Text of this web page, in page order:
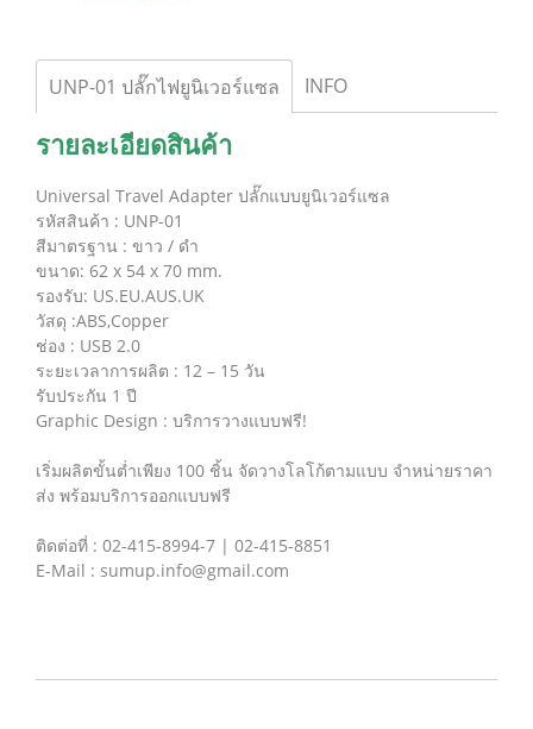
UNP-01 ปลั๊กไฟยูนิเวอร์แซล INFO
รายละเอียดสินค้า
Universal Travel Adapter ปลั๊กแบบยูนิเวอร์แซล
รหัสสินค้า : UNP-01
สีมาตรฐาน : ขาว / ดำ
ขนาด: 62 x 54 x 70 mm.
รองรับ: US.EU.AUS.UK
วัสดุ :ABS,Copper
ช่อง : USB 2.0
ระยะเวลาการผลิต : 12 – 15 วัน
รับประกัน 1 ปี
Graphic Design : บริการวางแบบฟรี!
เริ่มผลิตขั้นต่ำเพียง 100 ชิ้น จัดวางโลโก้ตามแบบ จำหน่ายราคา
ส่ง พร้อมบริการออกแบบฟรี
ติดต่อที่ : 02-415-8994-7 | 02-415-8851
E-Mail : sumup.info@gmail.com